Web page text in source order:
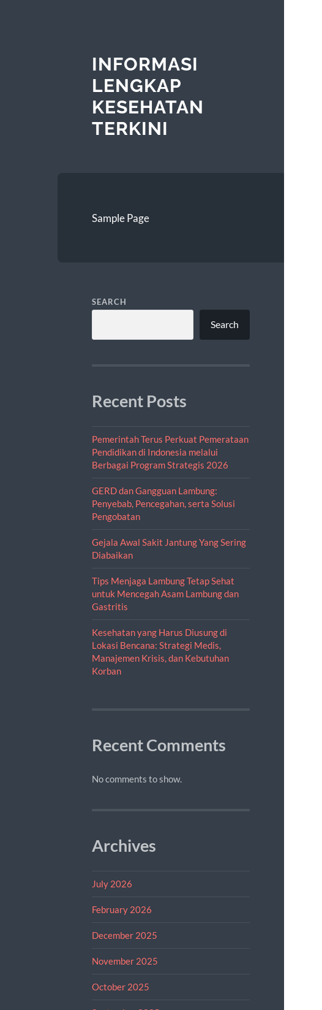
INFORMASI
LENGKAP
KESEHATAN
TERKINI
Sample Page
SEARCH
Search
Recent Posts
Pemerintah Terus Perkuat Pemerataan
Pendidikan di Indonesia melalui
Berbagai Program Strategis 2026
GERD dan Gangguan Lambung:
Penyebab, Pencegahan, serta Solusi
Pengobatan
Gejala Awal Sakit Jantung Yang Sering
Diabaikan
Tips Menjaga Lambung Tetap Sehat
untuk Mencegah Asam Lambung dan
Gastritis
Kesehatan yang Harus Diusung di
Lokasi Bencana: Strategi Medis,
Manajemen Krisis, dan Kebutuhan
Korban
Recent Comments
No comments to show.
Archives
July 2026
February 2026
December 2025
November 2025
October 2025